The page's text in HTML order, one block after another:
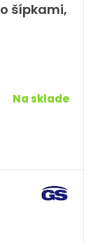
šípkami,
Na sklade